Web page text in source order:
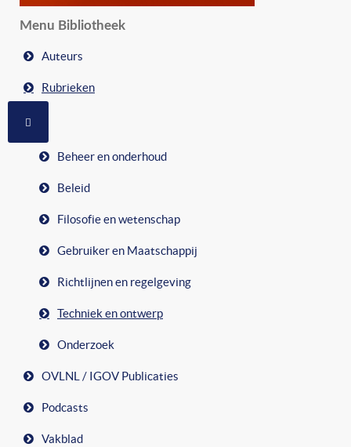
Menu Bibliotheek
Auteurs
Rubrieken
Beheer en onderhoud
Beleid
Filosofie en wetenschap
Gebruiker en Maatschappij
Richtlijnen en regelgeving
Techniek en ontwerp
Onderzoek
OVLNL / IGOV Publicaties
Podcasts
Vakblad